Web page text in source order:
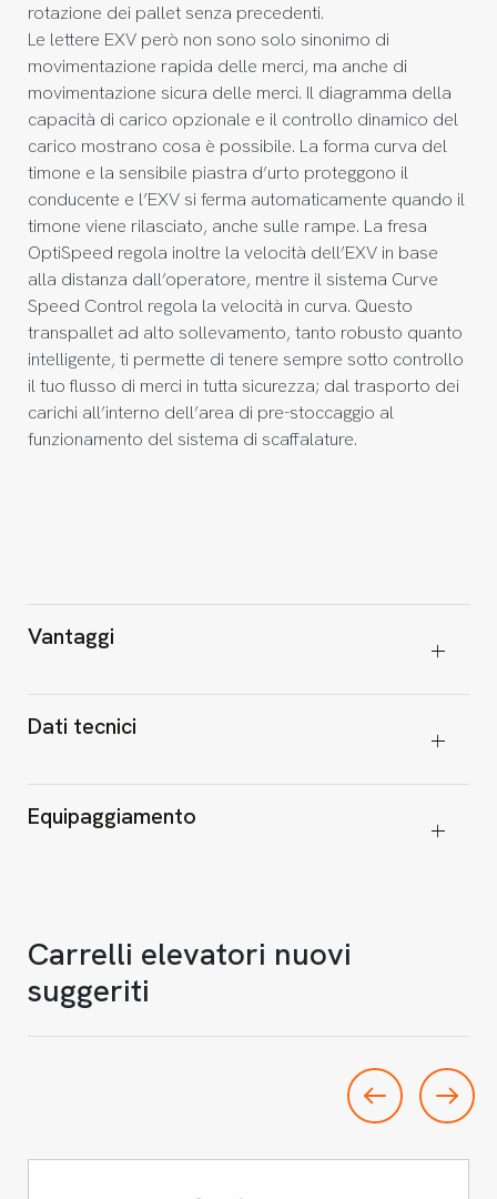
rotazione dei pallet senza precedenti.
Le lettere EXV però non sono solo sinonimo di
movimentazione rapida delle merci, ma anche di
movimentazione sicura delle merci. Il diagramma della
capacità di carico opzionale e il controllo dinamico del
carico mostrano cosa è possibile. La forma curva del
timone e la sensibile piastra d’urto proteggono il
conducente e l’EXV si ferma automaticamente quando il
timone viene rilasciato, anche sulle rampe. La fresa
OptiSpeed regola inoltre la velocità dell’EXV in base
alla distanza dall’operatore, mentre il sistema Curve
Speed Control regola la velocità in curva. Questo
transpallet ad alto sollevamento, tanto robusto quanto
intelligente, ti permette di tenere sempre sotto controllo
il tuo flusso di merci in tutta sicurezza; dal trasporto dei
carichi all’interno dell’area di pre-stoccaggio al
funzionamento del sistema di scaffalature.
Vantaggi
Dati tecnici
Equipaggiamento
Carrelli elevatori nuovi
suggeriti